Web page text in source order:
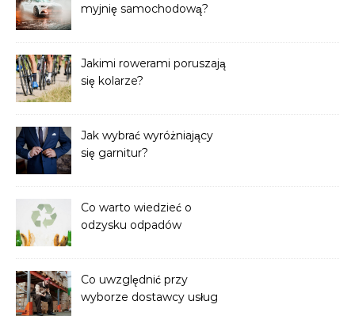
myjnię samochodową?
Jakimi rowerami poruszają
się kolarze?
Jak wybrać wyróżniający
się garnitur?
Co warto wiedzieć o
odzysku odpadów
Co uwzględnić przy
wyborze dostawcy usług